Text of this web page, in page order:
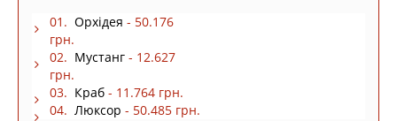
01. Орхідея - 50.176
грн.
02. Мустанг - 12.627
грн.
03. Краб - 11.764 грн.
04. Люксор - 50.485 грн.